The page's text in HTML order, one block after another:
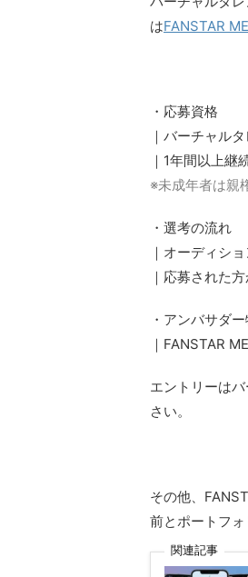
はFANSTAR
・応募資格
｜バーチャル
｜1年間以上継
※未成年者は親
・選考の流れ
｜オーディシ
｜応募された
・アンバサダ
｜FANSTAR
エントリーは
さい。
その他、
前とポートフォ
関連記事